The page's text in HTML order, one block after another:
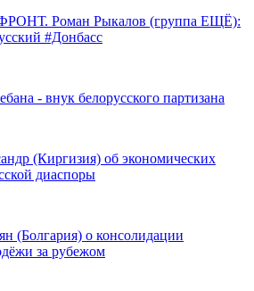
Роман Рыкалов (группа ЕЩЁ):
#Донбасс
- внук белорусского партизана
(Киргизия) об экономических
диаспоры
(Болгария) о консолидации
за рубежом